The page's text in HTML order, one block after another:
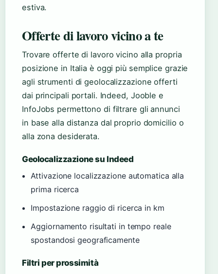
estiva.
Offerte di lavoro vicino a te
Trovare offerte di lavoro vicino alla propria
posizione in Italia è oggi più semplice grazie
agli strumenti di geolocalizzazione offerti
dai principali portali. Indeed, Jooble e
InfoJobs permettono di filtrare gli annunci
in base alla distanza dal proprio domicilio o
alla zona desiderata.
Geolocalizzazione su Indeed
Attivazione localizzazione automatica alla
prima ricerca
Impostazione raggio di ricerca in km
Aggiornamento risultati in tempo reale
spostandosi geograficamente
Filtri per prossimità